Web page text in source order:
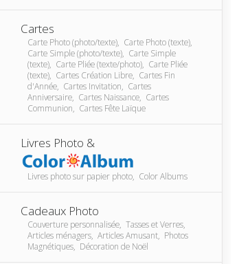
Cartes
Carte Photo (photo/texte), Carte Photo (texte),
Carte Simple (photo/texte), Carte Simple
(texte), Carte Pliée (texte/photo), Carte Pliée
(texte), Cartes Création Libre, Cartes Fin
d'Année, Cartes Invitation, Cartes
Anniversaire, Cartes Naissance, Cartes
Communion, Cartes Fête Laïque
Livres Photo &
Livres photo sur papier photo, Color Albums
Cadeaux Photo
Couverture personnalisée, Tasses et Verres,
Articles ménagers, Articles Amusant, Photos
Magnétiques, Décoration de Noël